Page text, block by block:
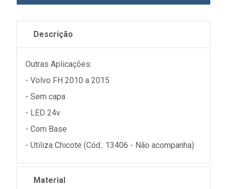
Descrição
Outras Aplicações:
- Volvo FH 2010 a 2015
- Sem capa
- LED 24v
- Com Base
- Utiliza Chicote (Cód.: 13406 - Não acompanha)
Material